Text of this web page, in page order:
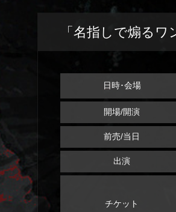
「名指しで煽るワ
日時･会場
開場/開演
前売/当日
出演
チケット